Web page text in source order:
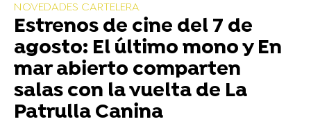
NOVEDADES CARTELERA
Estrenos de cine del 7 de
agosto: El último mono y En
mar abierto comparten
salas con la vuelta de La
Patrulla Canina